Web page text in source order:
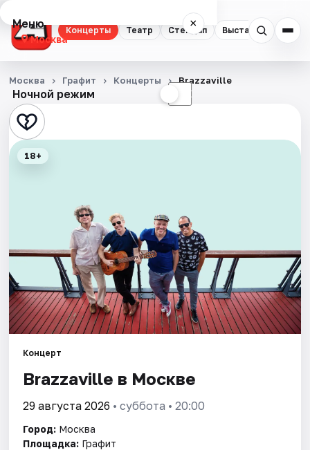
Концерты Театр Стендап Выставки
Меню ×
Москва
Концерты
Театр
Стендап
Экскурсии
События
Площадки
Артисты
Рейтинги
Ночной режим ☾
Москва Графит Концерты Brazzaville
18+
Концерт
Brazzaville в Москве
29 августа 2026 • суббота • 20:00
Город: Москва
Площадка: Графит